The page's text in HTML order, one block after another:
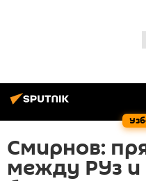
Смирнов:
между РУз и